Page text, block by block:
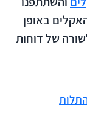
באופן
של דוחות